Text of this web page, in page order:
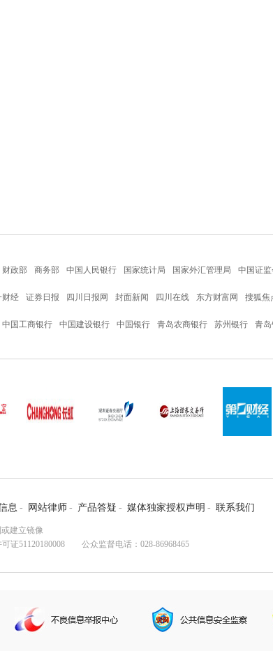
财政部 商务部 中国人民银行 国家统计局 国家外汇管理局 中国证
财经 证券日报 四川日报网 封面新闻 四川在线 东方财富网 搜狐焦
中国工商银行 中国建设银行 中国银行 青岛农商银行 苏州银行 青
息 - 网站律师 - 产品答疑 - 媒体独家授权声明 - 联系我们
建立镜像
证51120180008 公众监督电话：028-86968465